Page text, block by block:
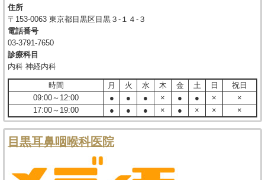
住所
〒153-0063 東京都目黒区目黒３-１４-３
電話番号
03-3791-7650
診療科目
内科 神経内科
時間 月 火 水 木 金 土 日
祝日
09:00～12:00
● ● ● × ● ● ×
×
17:00～19:00
● ● ● × ● × × ×
目黒耳鼻咽喉科医院